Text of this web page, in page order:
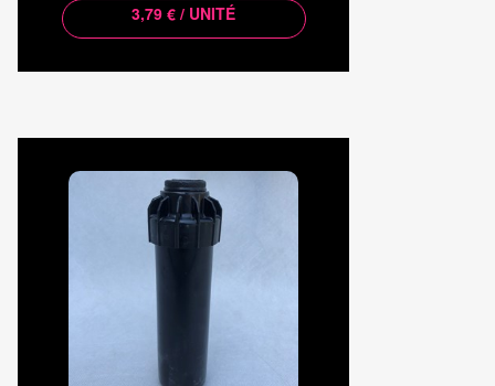
3,79 € / UNITÉ